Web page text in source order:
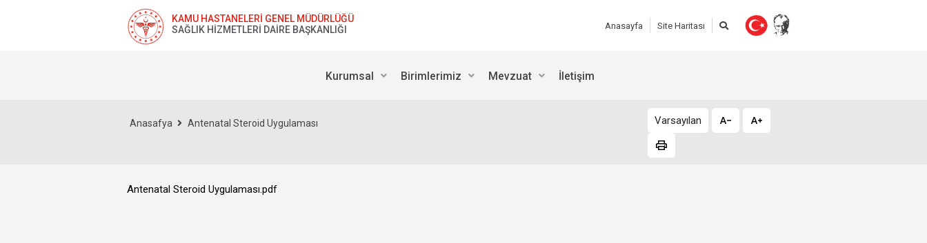
KAMU HASTANELERİ GENEL MÜDÜRLÜĞÜ
SAĞLIK HİZMETLERİ DAİRE BAŞKANLIĞI
Anasayfa Site Haritası
Kurumsal Birimlerimiz Mevzuat İletişim
Anasafya Antenatal Steroid Uygulaması Varsayılan
Antenatal Steroid Uygulaması.pdf